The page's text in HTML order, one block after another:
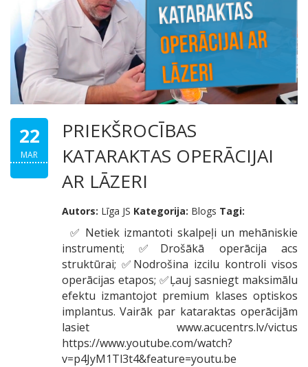
22
MAR
PRIEKŠROCĪBAS
KATARAKTAS OPERĀCIJAI
AR LĀZERI
Autors: Līga JS Kategorija: Blogs Tagi:
✅ Netiek izmantoti skalpeļi un mehāniskie
instrumenti; ✅Drošākā operācija acs
struktūrai; ✅Nodrošina izcilu kontroli visos
operācijas etapos; ✅Ļauj sasniegt maksimālu
efektu izmantojot premium klases optiskos
implantus. Vairāk par kataraktas operācijām
lasiet www.acucentrs.lv/victus
https://www.youtube.com/watch?
v=p4JyM1Tl3t4&feature=youtu.be